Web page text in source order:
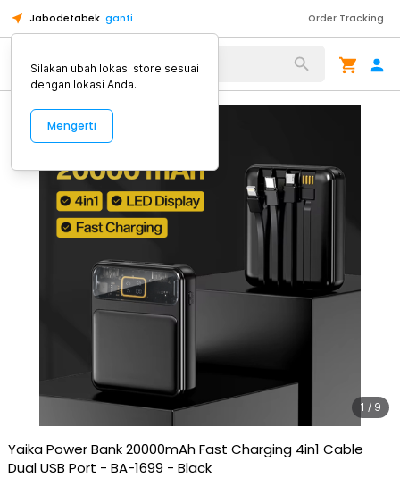
Jabodetabek ganti Order Tracking
Alat Kopi
1 / 9
Yaika Power Bank 20000mAh Fast Charging 4in1 Cable
Dual USB Port - BA-1699 - Black
Silakan ubah lokasi store sesuai
dengan lokasi Anda.
Mengerti